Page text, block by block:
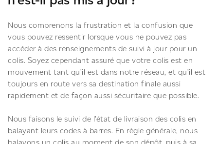
Nous comprenons la frustration et la confusion que
vous pouvez ressentir lorsque vous ne pouvez pas
accéder à des renseignements de suivi à jour pour un
colis. Soyez cependant assuré que votre colis est en
mouvement tant qu’il est dans notre réseau, et qu’il est
toujours en route vers sa destination finale aussi
rapidement et de façon aussi sécuritaire que possible.
Nous faisons le suivi de l’état de livraison des colis en
balayant leurs codes à barres. En règle générale, nous